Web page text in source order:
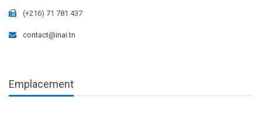
(+216) 71 781 437
contact@inai.tn
Emplacement